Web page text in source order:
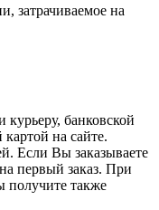
затрачиваемое на
банковской
на сайте.
Если Вы заказываете
первый заказ. При
получите также